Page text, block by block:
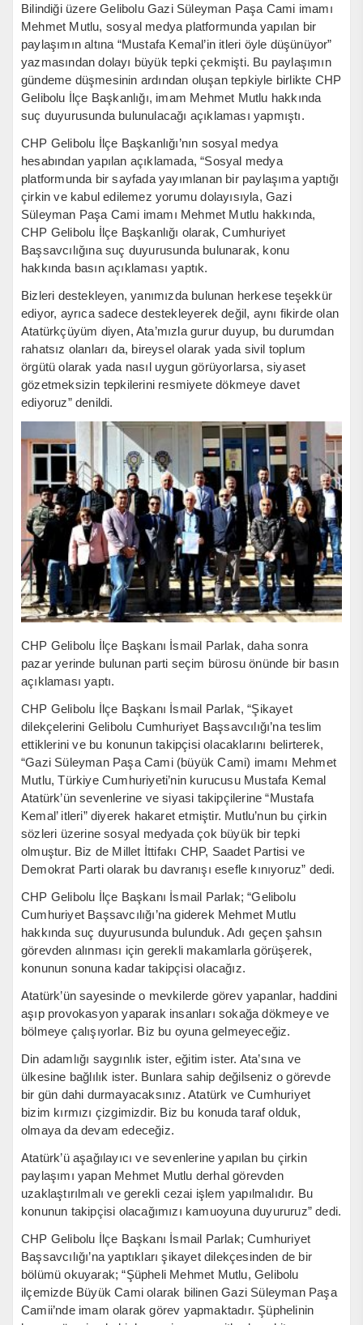
Bilindiği üzere Gelibolu Gazi Süleyman Paşa Cami imamı
Mehmet Mutlu, sosyal medya platformunda yapılan bir
paylaşımın altına “Mustafa Kemal’in itleri öyle düşünüyor”
yazmasından dolayı büyük tepki çekmişti. Bu paylaşımın
gündeme düşmesinin ardından oluşan tepkiyle birlikte CHP
Gelibolu İlçe Başkanlığı, imam Mehmet Mutlu hakkında
suç duyurusunda bulunulacağı açıklaması yapmıştı.
CHP Gelibolu İlçe Başkanlığı’nın sosyal medya
hesabından yapılan açıklamada, “Sosyal medya
platformunda bir sayfada yayımlanan bir paylaşıma yaptığı
çirkin ve kabul edilemez yorumu dolayısıyla, Gazi
Süleyman Paşa Cami imamı Mehmet Mutlu hakkında,
CHP Gelibolu İlçe Başkanlığı olarak, Cumhuriyet
Başsavcılığına suç duyurusunda bulunarak, konu
hakkında basın açıklaması yaptık.
Bizleri destekleyen, yanımızda bulunan herkese teşekkür
ediyor, ayrıca sadece destekleyerek değil, aynı fikirde olan
Atatürkçüyüm diyen, Ata’mızla gurur duyup, bu durumdan
rahatsız olanları da, bireysel olarak yada sivil toplum
örgütü olarak yada nasıl uygun görüyorlarsa, siyaset
gözetmeksizin tepkilerini resmiyete dökmeye davet
ediyoruz” denildi.
CHP Gelibolu İlçe Başkanı İsmail Parlak, daha sonra
pazar yerinde bulunan parti seçim bürosu önünde bir basın
açıklaması yaptı.
CHP Gelibolu İlçe Başkanı İsmail Parlak, “Şikayet
dilekçelerini Gelibolu Cumhuriyet Başsavcılığı’na teslim
ettiklerini ve bu konunun takipçisi olacaklarını belirterek,
“Gazi Süleyman Paşa Cami (büyük Cami) imamı Mehmet
Mutlu, Türkiye Cumhuriyeti’nin kurucusu Mustafa Kemal
Atatürk’ün sevenlerine ve siyasi takipçilerine “Mustafa
Kemal’ itleri” diyerek hakaret etmiştir. Mutlu’nun bu çirkin
sözleri üzerine sosyal medyada çok büyük bir tepki
olmuştur. Biz de Millet İttifakı CHP, Saadet Partisi ve
Demokrat Parti olarak bu davranışı esefle kınıyoruz” dedi.
CHP Gelibolu İlçe Başkanı İsmail Parlak; “Gelibolu
Cumhuriyet Başsavcılığı’na giderek Mehmet Mutlu
hakkında suç duyurusunda bulunduk. Adı geçen şahsın
görevden alınması için gerekli makamlarla görüşerek,
konunun sonuna kadar takipçisi olacağız.
Atatürk’ün sayesinde o mevkilerde görev yapanlar, haddini
aşıp provokasyon yaparak insanları sokağa dökmeye ve
bölmeye çalışıyorlar. Biz bu oyuna gelmeyeceğiz.
Din adamlığı saygınlık ister, eğitim ister. Ata’sına ve
ülkesine bağlılık ister. Bunlara sahip değilseniz o görevde
bir gün dahi durmayacaksınız. Atatürk ve Cumhuriyet
bizim kırmızı çizgimizdir. Biz bu konuda taraf olduk,
olmaya da devam edeceğiz.
Atatürk’ü aşağılayıcı ve sevenlerine yapılan bu çirkin
paylaşımı yapan Mehmet Mutlu derhal görevden
uzaklaştırılmalı ve gerekli cezai işlem yapılmalıdır. Bu
konunun takipçisi olacağımızı kamuoyuna duyururuz” dedi.
CHP Gelibolu İlçe Başkanı İsmail Parlak; Cumhuriyet
Başsavcılığı’na yaptıkları şikayet dilekçesinden de bir
bölümü okuyarak; “Şüpheli Mehmet Mutlu, Gelibolu
ilçemizde Büyük Cami olarak bilinen Gazi Süleyman Paşa
Camii’nde imam olarak görev yapmaktadır. Şüphelinin